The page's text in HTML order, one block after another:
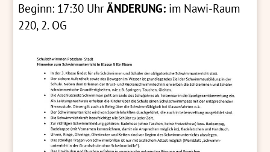
Beginn: 17:30 UhrÄNDERUNG: im Nawi-Raum
220, 2. OG